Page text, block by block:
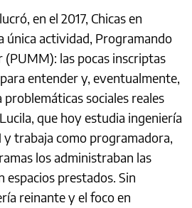
en el 2017, Chicas en
única actividad, Programando
las pocas inscriptas
entender y, eventualmente,
sociales reales
que hoy estudia ingeniería
trabaja como programadora,
los administraban las
espacios prestados. Sin
reinante y el foco en